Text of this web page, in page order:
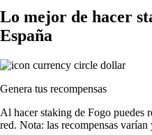
Lo mejor de hacer
España
Genera tus recompensas
Al hacer staking de Fogo puedes
red. Nota: las recompensas varían